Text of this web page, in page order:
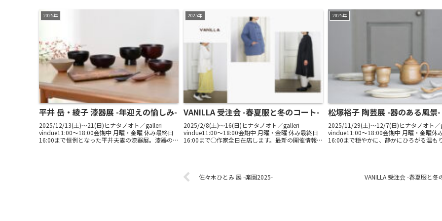
2025年
平井 岳・綾子 漆器展 -年迎えの愉しみ-
2025/12/13(土)〜21(日)ヒナタノオト／galleri
vindue11:00～18:00会期中 月曜・金曜 休み最終日
16:00まで恒例となった平井夫妻の漆器展。漆器のあ
2025年
VANILLA 受注会 -春夏服と冬のコート-
2025/2/8(土)〜16(日)ヒナタノオト／galleri
vindue11:00～18:00会期中 月曜・金曜 休み最終日
16:00まで◯作家全日在店します。最新の開催情報は
2025年
松塚裕子 陶芸展 -器のある風景-
2025/11/29(土)〜12/7(日)ヒナタノオト／
vindue11:00～18:00会期中 月曜・金曜休
16:00まで穏やかに、静かにひろがる温も
佐々木ひとみ 展 -楽園2025- VANILLA 受注会 -春夏服と冬